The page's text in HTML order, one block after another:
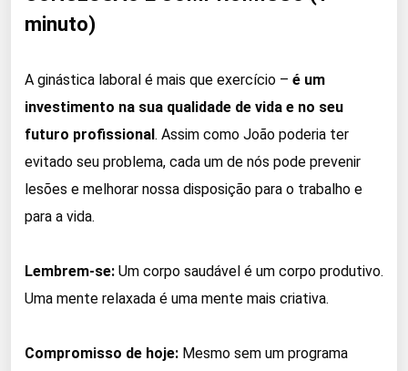
minuto)
A ginástica laboral é mais que exercício – é um
investimento na sua qualidade de vida e no seu
futuro profissional. Assim como João poderia ter
evitado seu problema, cada um de nós pode prevenir
lesões e melhorar nossa disposição para o trabalho e
para a vida.
Lembrem-se: Um corpo saudável é um corpo produtivo.
Uma mente relaxada é uma mente mais criativa.
Compromisso de hoje: Mesmo sem um programa